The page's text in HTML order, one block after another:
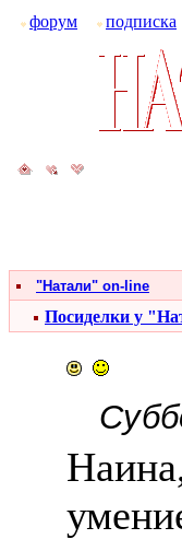
форум подписка
"Натали" on-line
Посиделки у